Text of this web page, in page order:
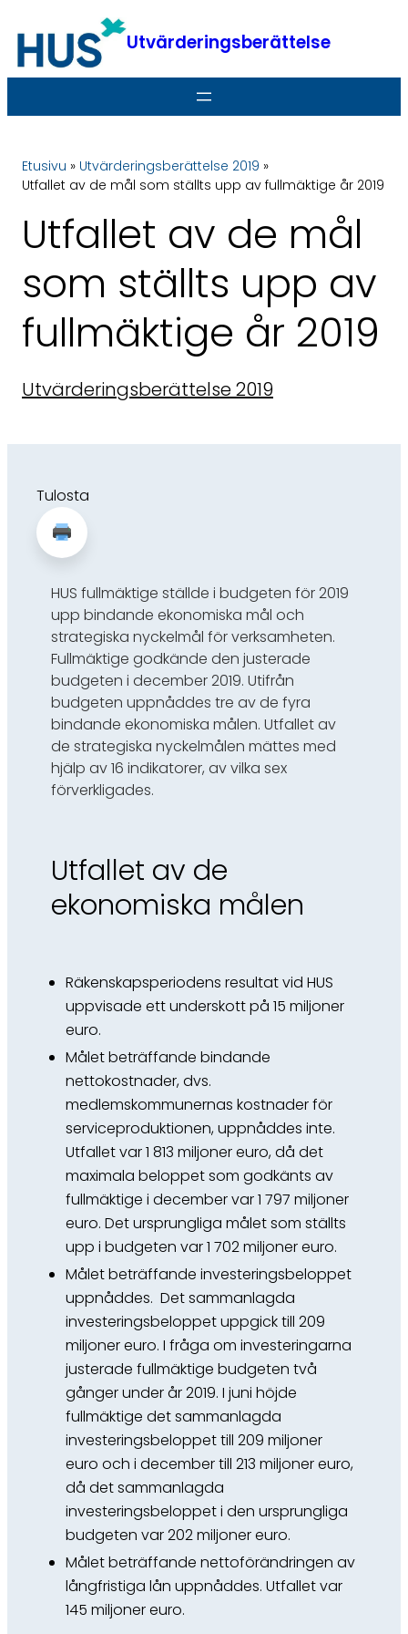
till
innehåll
Utvärderingsberättelse
Etusivu » Utvärderingsberättelse 2019 »
Utfallet av de mål som ställts upp av fullmäktige år 2019
Utfallet av de mål
som ställts upp av
fullmäktige år 2019
Utvärderingsberättelse 2019
Tulosta
HUS fullmäktige ställde i budgeten för 2019
upp bindande ekonomiska mål och
strategiska nyckelmål för verksamheten.
Fullmäktige godkände den justerade
budgeten i december 2019. Utifrån
budgeten uppnåddes tre av de fyra
bindande ekonomiska målen. Utfallet av
de strategiska nyckelmålen mättes med
hjälp av 16 indikatorer, av vilka sex
förverkligades.
Utfallet av de
ekonomiska målen
Räkenskapsperiodens resultat vid HUS
uppvisade ett underskott på 15 miljoner
euro.
Målet beträffande bindande
nettokostnader, dvs.
medlemskommunernas kostnader för
serviceproduktionen, uppnåddes inte.
Utfallet var 1 813 miljoner euro, då det
maximala beloppet som godkänts av
fullmäktige i december var 1 797 miljoner
euro. Det ursprungliga målet som ställts
upp i budgeten var 1 702 miljoner euro.
Målet beträffande investeringsbeloppet
uppnåddes. Det sammanlagda
investeringsbeloppet uppgick till 209
miljoner euro. I fråga om investeringarna
justerade fullmäktige budgeten två
gånger under år 2019. I juni höjde
fullmäktige det sammanlagda
investeringsbeloppet till 209 miljoner
euro och i december till 213 miljoner euro,
då det sammanlagda
investeringsbeloppet i den ursprungliga
budgeten var 202 miljoner euro.
Målet beträffande nettoförändringen av
långfristiga lån uppnåddes. Utfallet var
145 miljoner euro.